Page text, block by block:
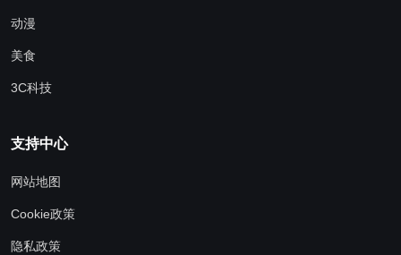
动漫
美食
3C科技
支持中心
网站地图
Cookie政策
隐私政策